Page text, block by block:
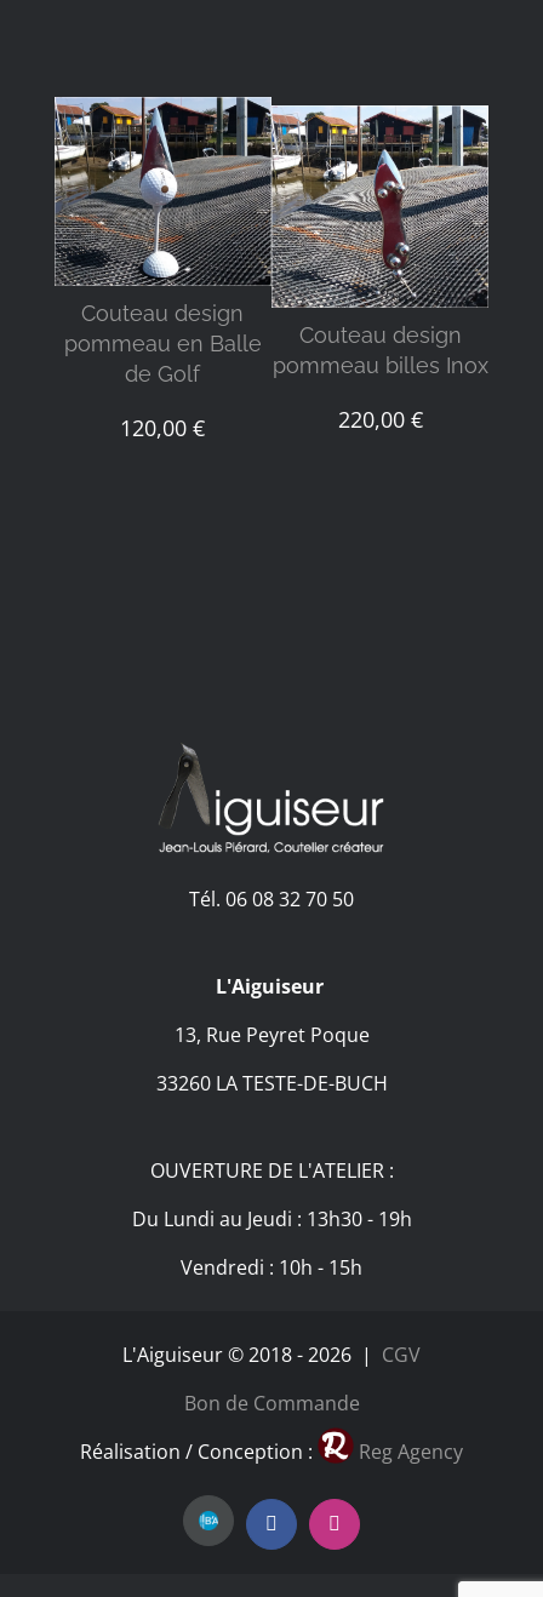
DÉTAILS
Couteau design
pommeau en Balle
de Golf
120,00€
DÉTAILS
Couteau design
pommeau billes Inox
220,00 €
Tél. 06 08 32 70 50
L'Aiguiseur
13, Rue Peyret Poque
33260 LA TESTE-DE-BUCH
OUVERTURE DE L'ATELIER :
Du Lundi au Jeudi : 13h30 - 19h
Vendredi : 10h - 15h
L'Aiguiseur © 2018 -2026 | CGV
Bon de Commande
Réalisation / Conception :
Reg Agency